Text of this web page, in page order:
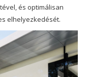
és optimálisan
elhelyezkedését.